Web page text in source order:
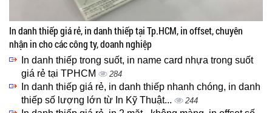
In danh thiếp giá rẻ, in danh thiếp tại Tp.HCM, in offset, chuyên
nhận in cho các công ty, doanh nghiệp
In danh thiếp trong suốt, in name card nhựa trong suốt
giá rẻ tại TPHCM
284
In danh thiếp giá rẻ, in danh thiếp nhanh chóng, in danh
thiếp số lượng lớn từ In Kỹ Thuật...
244